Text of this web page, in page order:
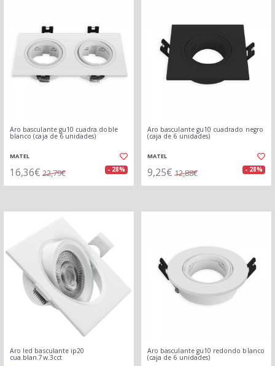
Aro basculante gu10 cuadra.doble
blanco (caja de 6 unidades)
MATEL
16,36€ 22,79€ - 28%
Aro basculante gu10 cuadrado negro
(caja de 6 unidades)
MATEL
9,25€ 12,88€ - 28%
Aro led basculante ip20
cua.blan.7w.3cct
Aro basculante gu10 redondo blanco
(caja de 6 unidades)